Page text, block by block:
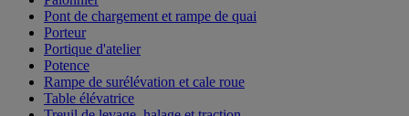
Pont de chargement et rampe de quai
Porteur
Portique d'atelier
Potence
Rampe de surélévation et cale roue
Table élévatrice